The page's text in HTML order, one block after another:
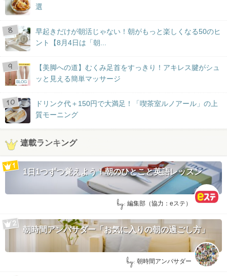
選
早起きだけが朝活じゃない！朝がもっと楽しくなる50のヒ
ント【8月4日は「朝...
BLOG
【美脚への道】むくみ足首をすっきり！アキレス腱がシュ
ッと見える簡単マッサージ
ドリンク代＋150円で大満足！「喫茶室ルノアール」の上
質モーニング
連載ランキング
1日1つずつ覚えよう！朝のひとこと英語レッスン
by: 編集部（協力：eステ）
朝時間アンバサダー「お気に入りの朝の過ごし方」
by: 朝時間アンバサダー